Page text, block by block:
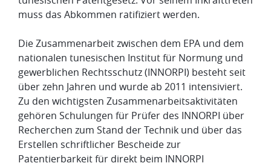
muss das Abkommen ratifiziert werden.
Die Zusammenarbeit zwischen dem EPA und dem
nationalen tunesischen Institut für Normung und
gewerblichen Rechtsschutz (INNORPI) besteht seit
über zehn Jahren und wurde ab 2011 intensiviert.
Zu den wichtigsten Zusammenarbeitsaktivitäten
gehören Schulungen für Prüfer des INNORPI über
Recherchen zum Stand der Technik und über das
Erstellen schriftlicher Bescheide zur
Patentierbarkeit für direkt beim INNORPI